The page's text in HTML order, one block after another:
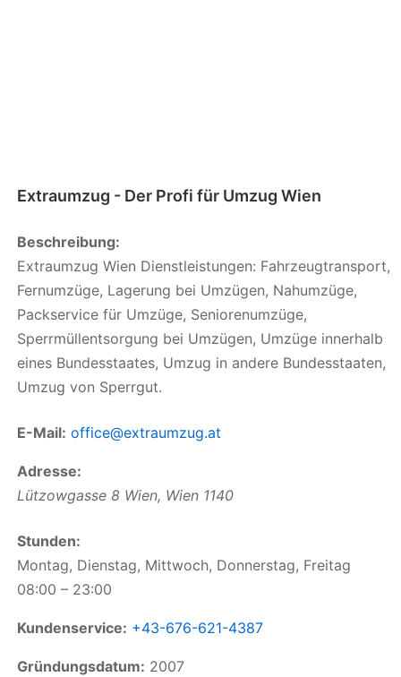
Extraumzug - Der Profi für Umzug Wien
Beschreibung:
Extraumzug Wien Dienstleistungen: Fahrzeugtransport,
Fernumzüge, Lagerung bei Umzügen, Nahumzüge,
Packservice für Umzüge, Seniorenumzüge,
Sperrmüllentsorgung bei Umzügen, Umzüge innerhalb
eines Bundesstaates, Umzug in andere Bundesstaaten,
Umzug von Sperrgut.
E-Mail: office@extraumzug.at
Adresse:
Lützowgasse 8 Wien, Wien 1140
Stunden:
Montag, Dienstag, Mittwoch, Donnerstag, Freitag
08:00 – 23:00
Kundenservice: +43-676-621-4387
Gründungsdatum: 2007